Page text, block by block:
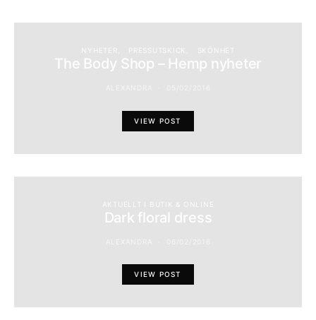
NYHETER PRESSUTSKICK SKÖNHET
The Body Shop – Hemp nyheter
VIEW POST
AKTUELLT I BUTIK & ONLINE
Dark floral dress
VIEW POST